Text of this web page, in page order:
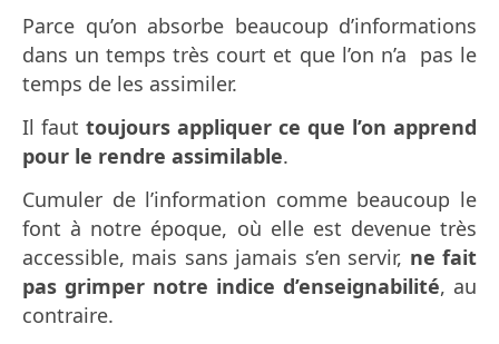
Parce qu’on absorbe beaucoup d’informations
dans un temps très court et que l’on n’a pas le
temps de les assimiler.
Il faut toujours appliquer ce que l’on apprend
pour le rendre assimilable.
Cumuler de l’information comme beaucoup le
font à notre époque, où elle est devenue très
accessible, mais sans jamais s’en servir, ne fait
pas grimper notre indice d’enseignabilité, au
contraire.